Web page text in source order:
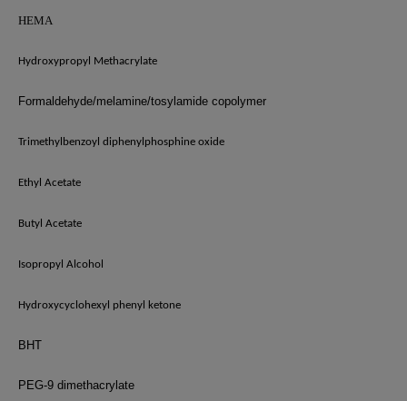
HEMA
Hydroxypropyl Methacrylate
Formaldehyde/melamine/tosylamide copolymer
Trimethylbenzoyl diphenylphosphine oxide
Ethyl Acetate
Butyl Acetate
Isopropyl Alcohol
Hydroxycyclohexyl phenyl ketone
BHT
PEG-9 dimethacrylate